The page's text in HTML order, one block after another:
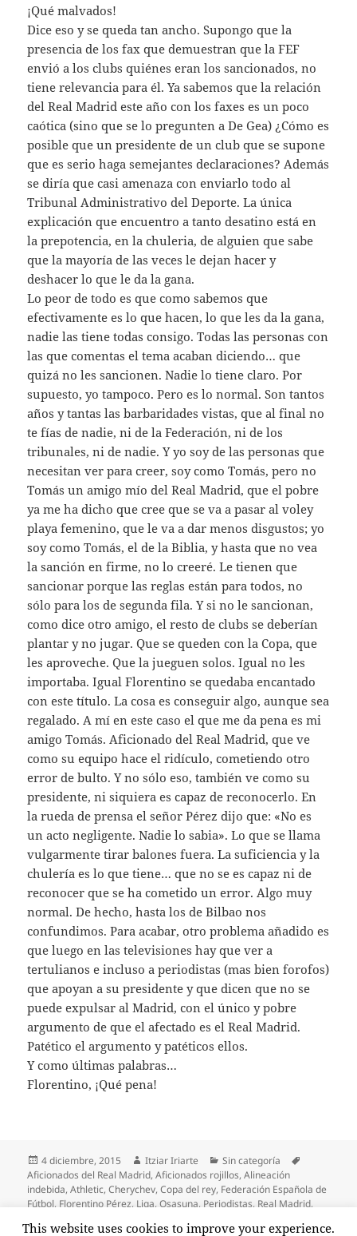
¡Qué malvados!
Dice eso y se queda tan ancho. Supongo que la
presencia de los fax que demuestran que la FEF
envió a los clubs quiénes eran los sancionados, no
tiene relevancia para él. Ya sabemos que la relación
del Real Madrid este año con los faxes es un poco
caótica (sino que se lo pregunten a De Gea) ¿Cómo es
posible que un presidente de un club que se supone
que es serio haga semejantes declaraciones? Además
se diría que casi amenaza con enviarlo todo al
Tribunal Administrativo del Deporte. La única
explicación que encuentro a tanto desatino está en
la prepotencia, en la chuleria, de alguien que sabe
que la mayoría de las veces le dejan hacer y
deshacer lo que le da la gana.
Lo peor de todo es que como sabemos que
efectivamente es lo que hacen, lo que les da la gana,
nadie las tiene todas consigo. Todas las personas con
las que comentas el tema acaban diciendo… que
quizá no les sancionen. Nadie lo tiene claro. Por
supuesto, yo tampoco. Pero es lo normal. Son tantos
años y tantas las barbaridades vistas, que al final no
te fías de nadie, ni de la Federación, ni de los
tribunales, ni de nadie. Y yo soy de las personas que
necesitan ver para creer, soy como Tomás, pero no
Tomás un amigo mío del Real Madrid, que el pobre
ya me ha dicho que cree que se va a pasar al voley
playa femenino, que le va a dar menos disgustos; yo
soy como Tomás, el de la Biblia, y hasta que no vea
la sanción en firme, no lo creeré. Le tienen que
sancionar porque las reglas están para todos, no
sólo para los de segunda fila. Y si no le sancionan,
como dice otro amigo, el resto de clubs se deberían
plantar y no jugar. Que se queden con la Copa, que
les aproveche. Que la jueguen solos. Igual no les
importaba. Igual Florentino se quedaba encantado
con este título. La cosa es conseguir algo, aunque sea
regalado. A mí en este caso el que me da pena es mi
amigo Tomás. Aficionado del Real Madrid, que ve
como su equipo hace el ridículo, cometiendo otro
error de bulto. Y no sólo eso, también ve como su
presidente, ni siquiera es capaz de reconocerlo. En
la rueda de prensa el señor Pérez dijo que: «No es
un acto negligente. Nadie lo sabia». Lo que se llama
vulgarmente tirar balones fuera. La suficiencia y la
chulería es lo que tiene… que no se es capaz ni de
reconocer que se ha cometido un error. Algo muy
normal. De hecho, hasta los de Bilbao nos
confundimos. Para acabar, otro problema añadido es
que luego en las televisiones hay que ver a
tertulianos e incluso a periodistas (mas bien forofos)
que apoyan a su presidente y que dicen que no se
puede expulsar al Madrid, con el único y pobre
argumento de que el afectado es el Real Madrid.
Patético el argumento y patéticos ellos.
Y como últimas palabras…
Florentino, ¡Qué pena!
Publicado
el
4 diciembre, 2015 Autor
Itziar Iriarte Categorías
Sin categoría
Aficionados del Real Madrid,Aficionados rojillos,Alineación
indebida,Athletic,Cherychev,Copa del rey, Federación Española de
Fútbol, Florentino Pérez, Liga,Osasuna, Periodistas, Real Madrid,
4 comentariosen Florentino, ¡deja de hacer el ridículo!
This website uses cookies to improve your experience.